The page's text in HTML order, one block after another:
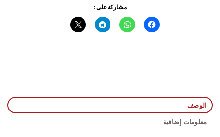
مشاركة على :
الوصف
معلومات إضافية